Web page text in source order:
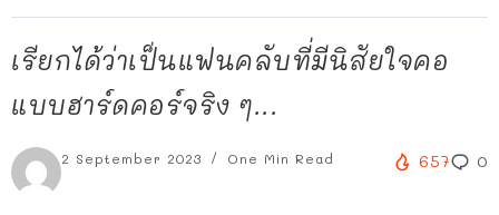
เรียกได้ว่าเป็นแฟนคลับที่มีนิสัยใจคอ
แบบฮาร์ดคอร์จริง ๆ...
2 September 2023 One Min Read 657 0